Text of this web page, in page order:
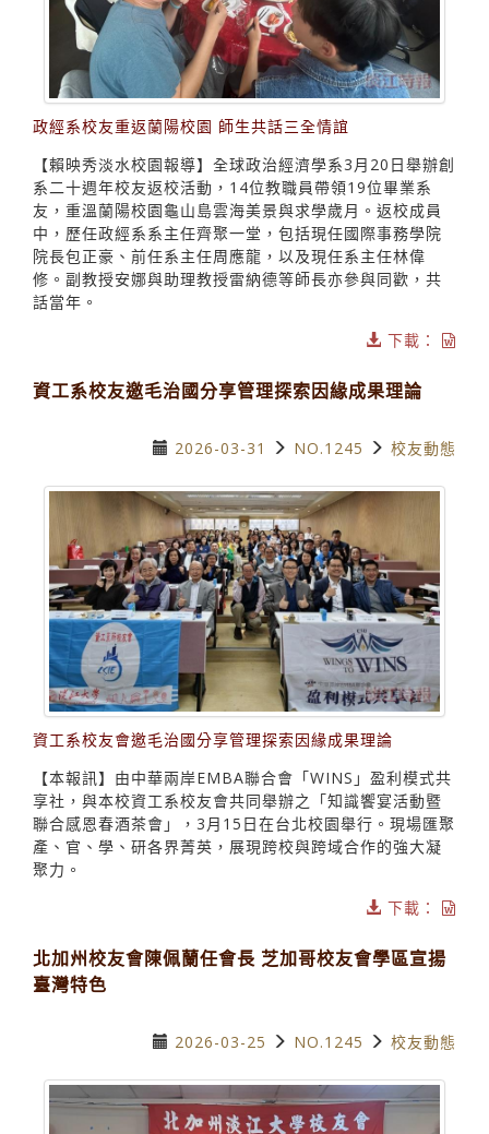
政經系校友重返蘭陽校園 師生共話三全情誼
【賴映秀淡水校園報導】全球政治經濟學系3月20日舉辦創
系二十週年校友返校活動，14位教職員帶領19位畢業系
友，重溫蘭陽校園龜山島雲海美景與求學歲月。返校成員
中，歷任政經系系主任齊聚一堂，包括現任國際事務學院
院長包正豪、前任系主任周應龍，以及現任系主任林偉
修。副教授安娜與助理教授雷納德等師長亦參與同歡，共
話當年。
下載：
資工系校友邀毛治國分享管理探索因緣成果理論
2026-03-31 NO.1245 校友動態
資工系校友會邀毛治國分享管理探索因緣成果理論
【本報訊】由中華兩岸EMBA聯合會「WINS」盈利模式共
享社，與本校資工系校友會共同舉辦之「知識饗宴活動暨
聯合感恩春酒茶會」，3月15日在台北校園舉行。現場匯聚
產、官、學、研各界菁英，展現跨校與跨域合作的強大凝
聚力。
下載：
北加州校友會陳佩蘭任會長 芝加哥校友會學區宣揚
臺灣特色
2026-03-25 NO.1245 校友動態